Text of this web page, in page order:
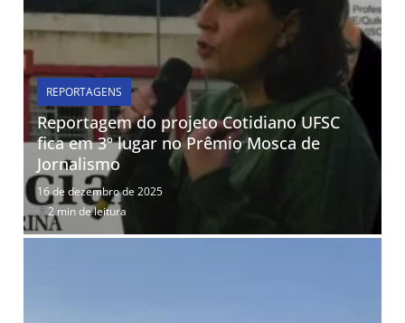
REPORTAGENS
Reportagem do projeto Cotidiano UFSC
fica em 3º lugar no Prêmio Mosca de
Jornalismo
16 de dezembro de 2025
2 min de leitura